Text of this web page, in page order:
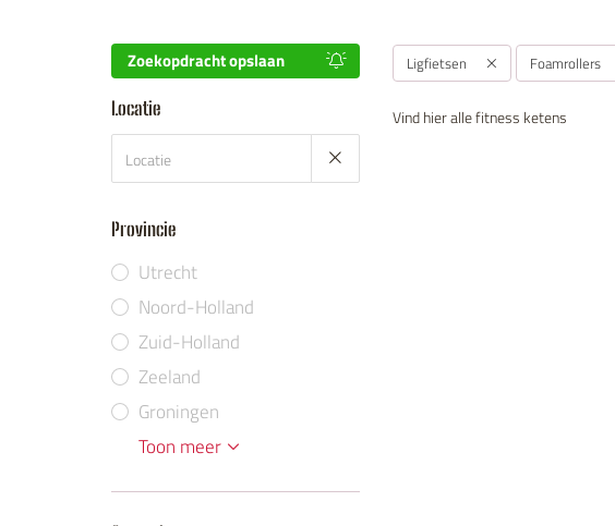
Zoekopdracht opslaan
Locatie
Provincie
Utrecht
Noord-Holland
Zuid-Holland
Zeeland
Groningen
Limburg
Gelderland
Flevoland
Noord-Brabant
Drenthe
Friesland
Overijssel
Toon meer
Ligfietsen Foamrollers
Vind hier alle fitness ketens